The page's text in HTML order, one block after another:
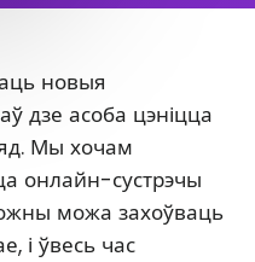
новыя
дзе асоба цэніцца
Мы хочам
онлайн-сустрэчы
можа захоўваць
і ўвесь час